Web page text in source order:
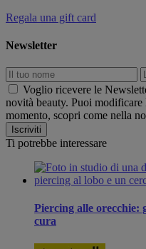
Regala una gift card
Newsletter
Voglio ricevere le
novità beauty. Puoi modificare
momento, scopri come nella
Ti potrebbe interessare
Piercing alle orecchie:
cura